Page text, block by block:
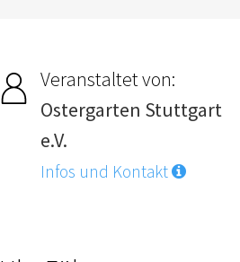
Veranstaltet von:
Ostergarten Stuttgart
e.V.
Infos und Kontakt